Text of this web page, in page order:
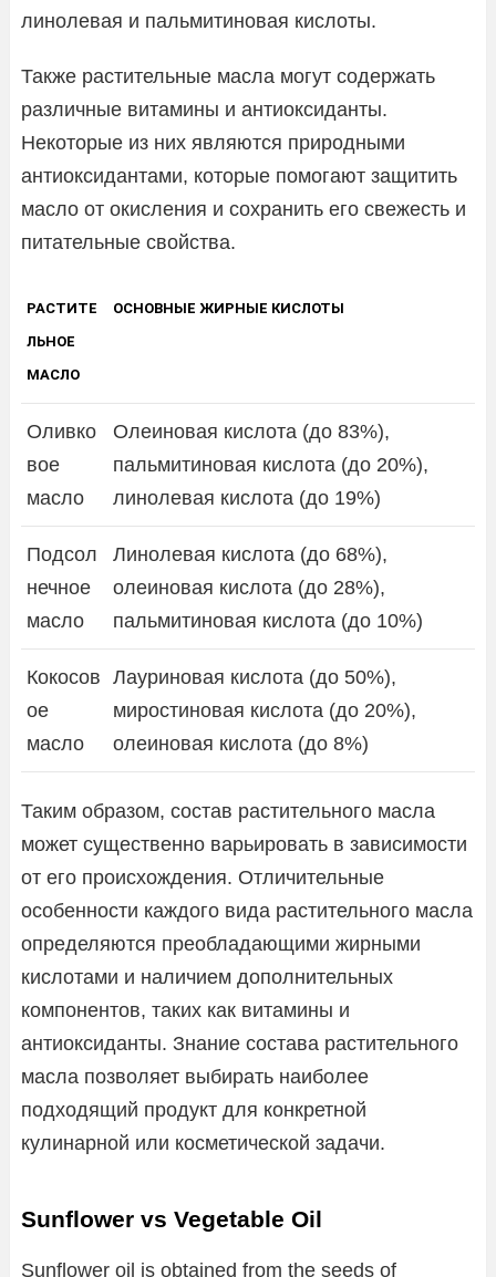
линолевая и пальмитиновая кислоты.
Также растительные масла могут содержать
различные витамины и антиоксиданты.
Некоторые из них являются природными
антиоксидантами, которые помогают защитить
масло от окисления и сохранить его свежесть и
питательные свойства.
РАСТИТЕ
ЛЬНОЕ
МАСЛО
ОСНОВНЫЕ ЖИРНЫЕ КИСЛОТЫ
Оливко
вое
масло
Олеиновая кислота (до 83%),
пальмитиновая кислота (до 20%),
линолевая кислота (до 19%)
Подсол
нечное
масло
Линолевая кислота (до 68%),
олеиновая кислота (до 28%),
пальмитиновая кислота (до 10%)
Кокосов
ое
масло
Лауриновая кислота (до 50%),
миростиновая кислота (до 20%),
олеиновая кислота (до 8%)
Таким образом, состав растительного масла
может существенно варьировать в зависимости
от его происхождения. Отличительные
особенности каждого вида растительного масла
определяются преобладающими жирными
кислотами и наличием дополнительных
компонентов, таких как витамины и
антиоксиданты. Знание состава растительного
масла позволяет выбирать наиболее
подходящий продукт для конкретной
кулинарной или косметической задачи.
Sunflower vs Vegetable Oil
Sunflower oil is obtained from the seeds of